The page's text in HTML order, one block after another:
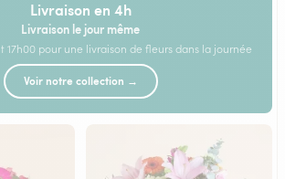
Livraison en 4h
Livraison le jour même
17h00 pour une livraison de fleurs dans la journée
Voir notre collection →